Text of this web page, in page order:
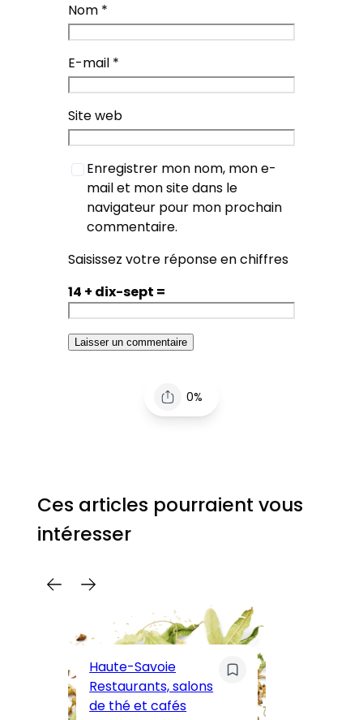
Nom *
E-mail *
Site web
Enregistrer mon nom, mon e-
mail et mon site dans le
navigateur pour mon prochain
commentaire.
Saisissez votre réponse en chiffres
14 + dix-sept =
0%
Ces articles pourraient vous
intéresser
Haute-Savoie
Restaurants, salons
de thé et cafés